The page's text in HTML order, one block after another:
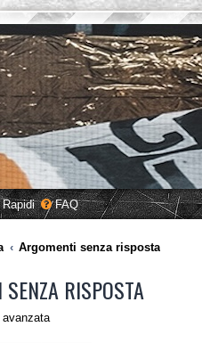
FAQ
Argomenti senza risposta
RISPOSTA